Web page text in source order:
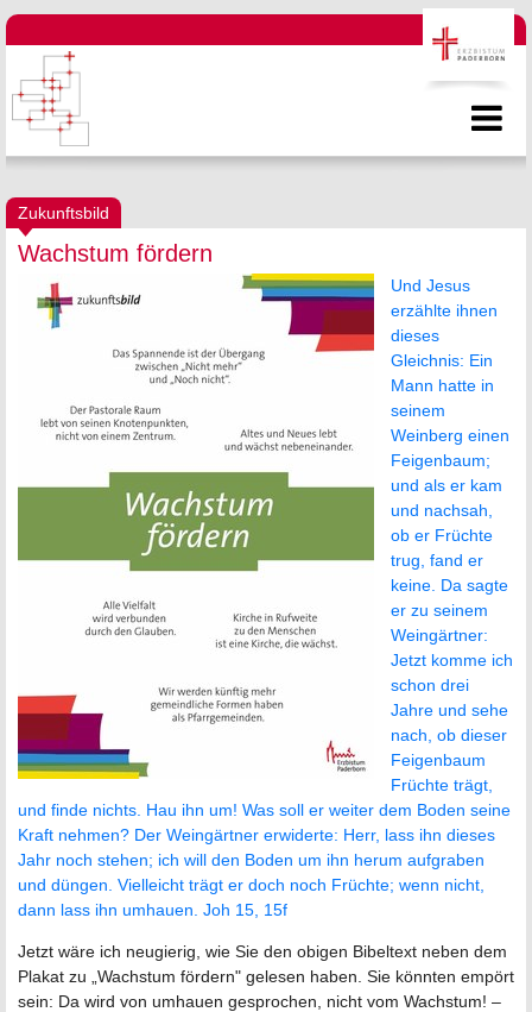
Zukunftsbild
Wachstum fördern
Und Jesus
erzählte ihnen
dieses
Gleichnis: Ein
Mann hatte in
seinem
Weinberg einen
Feigenbaum;
und als er kam
und nachsah,
ob er Früchte
trug, fand er
keine. Da sagte
er zu seinem
Weingärtner:
Jetzt komme ich
schon drei
Jahre und sehe
nach, ob dieser
Feigenbaum
Früchte trägt,
und finde nichts. Hau ihn um! Was soll er weiter dem Boden seine
Kraft nehmen? Der Weingärtner erwiderte: Herr, lass ihn dieses
Jahr noch stehen; ich will den Boden um ihn herum aufgraben
und düngen. Vielleicht trägt er doch noch Früchte; wenn nicht,
dann lass ihn umhauen. Joh 15, 15f
Jetzt wäre ich neugierig, wie Sie den obigen Bibeltext neben dem
Plakat zu „Wachstum fördern" gelesen haben. Sie könnten empört
sein: Da wird von umhauen gesprochen, nicht vom Wachstum! –